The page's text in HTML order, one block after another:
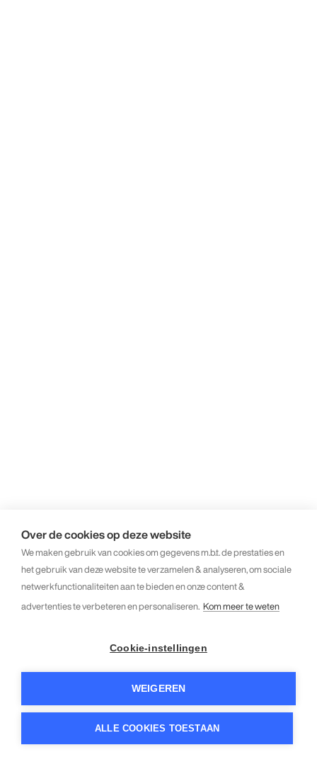
Over de cookies op deze website
We maken gebruik van cookies om gegevens m.b.t. de prestaties en
het gebruik van deze website te verzamelen & analyseren, om sociale
netwerkfunctionaliteiten aan te bieden en onze content &
advertenties te verbeteren en personaliseren. Kom meer te weten
Cookie-instellingen
WEIGEREN
ALLE COOKIES TOESTAAN